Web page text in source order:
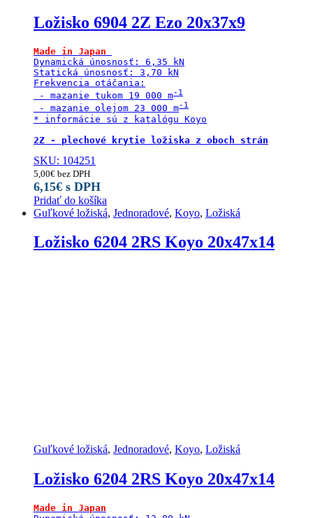
Ložisko 6904 2Z Ezo 20x37x9
Made in Japan
Dynamická únosnosť: 6,35 kN
Statická únosnosť: 3,70 kN
Frekvencia otáčania:
- mazanie tukom 19 000 m
- mazanie olejom 23 000 m
* informácie sú z katalógu Koyo
2Z - plechové krytie ložiska z oboch strán
SKU: 104251
5,00€ bez DPH
6,15€ s DPH
Pridať do košíka
Guľkové ložiská, Jednoradové, Koyo, Ložiská
Ložisko 6204 2RS Koyo 20x47x14
Guľkové ložiská, Jednoradové, Koyo, Ložiská
Ložisko 6204 2RS Koyo 20x47x14
Made in Japan